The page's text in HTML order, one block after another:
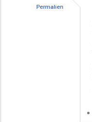
Permalien